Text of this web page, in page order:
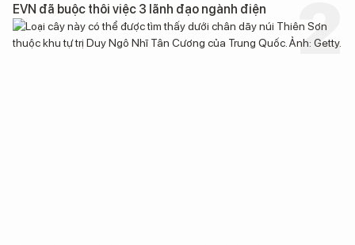
EVN đã buộc thôi việc 3 lãnh đạo ngành điện